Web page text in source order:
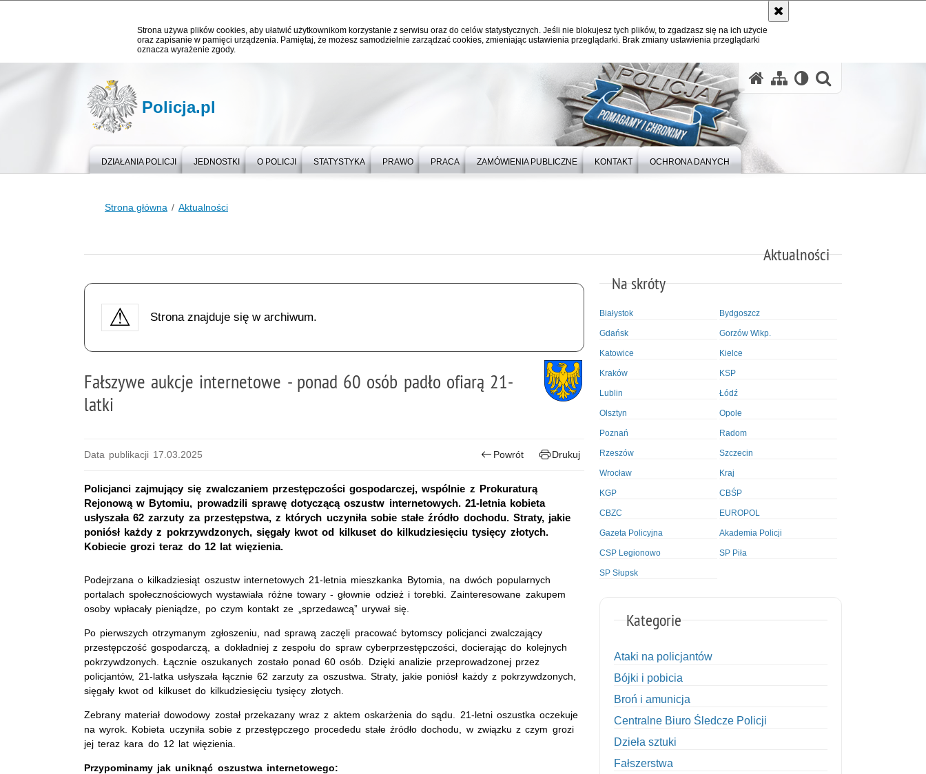
Strona używa plików cookies, aby ułatwić użytkownikom korzystanie z serwisu oraz do celów statystycznych. Jeśli nie blokujesz tych plików, to zgadzasz się na ich użycie
oraz zapisanie w pamięci urządzenia. Pamiętaj, że możesz samodzielnie zarządzać cookies, zmieniając ustawienia przeglądarki. Brak zmiany ustawienia przeglądarki
oznacza wyrażenie zgody.
Policja.pl
DZIAŁANIA POLICJI JEDNOSTKI O POLICJI STATYSTYKA PRAWO PRACA ZAMÓWIENIA PUBLICZNE KONTAKT OCHRONA DANYCH
Strona główna Aktualności
Aktualności
Strona znajduje się w archiwum.
Fałszywe aukcje internetowe - ponad 60 osób padło ofiarą 21-
latki
Data publikacji 17.03.2025 Powrót Drukuj
Policjanci zajmujący się zwalczaniem przestępczości gospodarczej, wspólnie z Prokuraturą
Rejonową w Bytomiu, prowadzili sprawę dotyczącą oszustw internetowych. 21-letnia kobieta
usłyszała 62 zarzuty za przestępstwa, z których uczyniła sobie stałe źródło dochodu. Straty, jakie
poniósł każdy z pokrzywdzonych, sięgały kwot od kilkuset do kilkudziesięciu tysięcy złotych.
Kobiecie grozi teraz do 12 lat więzienia.
Podejrzana o kilkadziesiąt oszustw internetowych 21-letnia mieszkanka Bytomia, na dwóch popularnych
portalach społecznościowych wystawiała różne towary - głownie odzież i torebki. Zainteresowane zakupem
osoby wpłacały pieniądze, po czym kontakt ze „sprzedawcą” urywał się.
Po pierwszych otrzymanym zgłoszeniu, nad sprawą zaczęli pracować bytomscy policjanci zwalczający
przestępczość gospodarczą, a dokładniej z zespołu do spraw cyberprzestępczości, docierając do kolejnych
pokrzywdzonych. Łącznie oszukanych zostało ponad 60 osób. Dzięki analizie przeprowadzonej przez
policjantów, 21-latka usłyszała łącznie 62 zarzuty za oszustwa. Straty, jakie poniósł każdy z pokrzywdzonych,
sięgały kwot od kilkuset do kilkudziesięciu tysięcy złotych.
Zebrany materiał dowodowy został przekazany wraz z aktem oskarżenia do sądu. 21-letni oszustka oczekuje
na wyrok. Kobieta uczyniła sobie z przestępczego procededu stałe źródło dochodu, w związku z czym grozi
jej teraz kara do 12 lat więzienia.
Przypominamy jak uniknąć oszustwa internetowego:
Na skróty
Białystok Bydgoszcz
Gdańsk Gorzów Wlkp.
Katowice Kielce
Kraków KSP
Lublin Łódź
Olsztyn Opole
Poznań Radom
Rzeszów Szczecin
Wrocław Kraj
KGP CBŚP
CBZC EUROPOL
Gazeta Policyjna Akademia Policji
CSP Legionowo SP Piła
SP Słupsk
Kategorie
Ataki na policjantów
Bójki i pobicia
Broń i amunicja
Centralne Biuro Śledcze Policji
Dzieła sztuki
Fałszerstwa